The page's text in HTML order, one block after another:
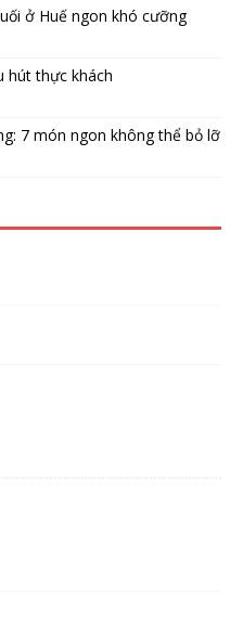
ở Huế ngon khó cưỡng
hút thực khách
7 món ngon không thể bỏ lỡ